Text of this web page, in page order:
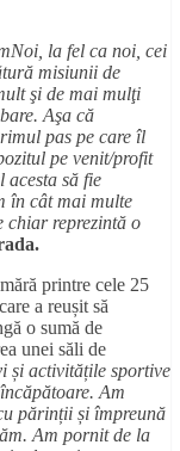
la fel ca noi, cei
misiunii de
şi de mai mulţi
Aşa că
pas pe care îl
pe venit/profit
acesta să fie
în cât mai multe
chiar reprezintă o
printre cele 25
a reușit să
o sumă de
unei săli de
și activitățile sportive
Am
părinții și împreună
Am pornit de la